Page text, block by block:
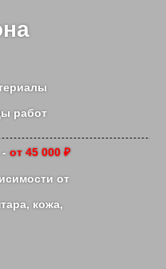
работ
от 45 000 ₽
от
кожа,